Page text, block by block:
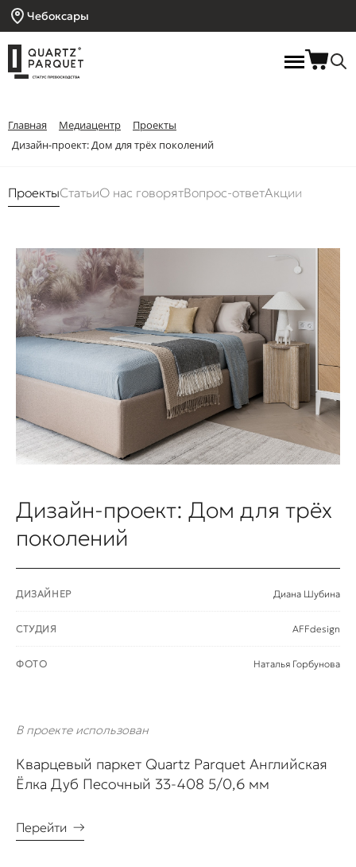
Чебоксары
Главная Медиацентр
Проекты
Дизайн-проект: Дом для трёх поколений
ПроектыСтатьиО нас говорятВопрос-ответАкции
Дизайн-проект: Дом для трёх
поколений
ДИЗАЙНЕР Диана Шубина
СТУДИЯ AFFdesign
ФОТО Наталья Горбунова
В проекте использован
Кварцевый паркет Quartz Parquet Английская
Ёлка Дуб Песочный 33-408 5/0,6 мм
Перейти →